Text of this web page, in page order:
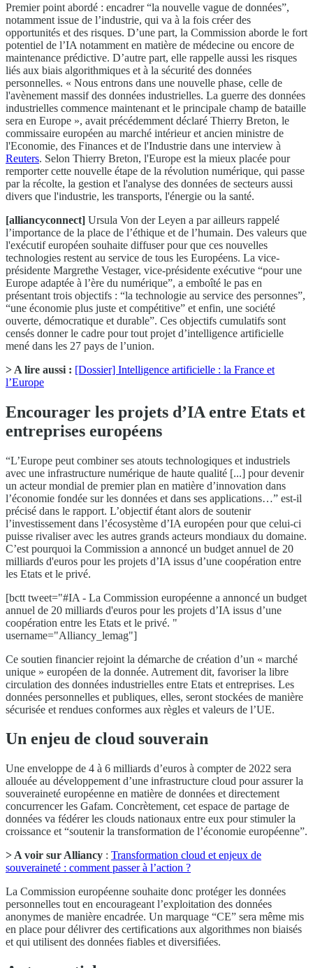
Premier point abordé : encadrer “la nouvelle vague de données”,
notamment issue de l’industrie, qui va à la fois créer des
opportunités et des risques. D’une part, la Commission aborde le fort
potentiel de l’IA notamment en matière de médecine ou encore de
maintenance prédictive. D’autre part, elle rappelle aussi les risques
liés aux biais algorithmiques et à la sécurité des données
personnelles. « Nous entrons dans une nouvelle phase, celle de
l'avènement massif des données industrielles. La guerre des données
industrielles commence maintenant et le principale champ de bataille
sera en Europe », avait précédemment déclaré Thierry Breton, le
commissaire européen au marché intérieur et ancien ministre de
l'Economie, des Finances et de l'Industrie dans une interview à
Reuters. Selon Thierry Breton, l'Europe est la mieux placée pour
remporter cette nouvelle étape de la révolution numérique, qui passe
par la récolte, la gestion et l'analyse des données de secteurs aussi
divers que l'industrie, les transports, l'énergie ou la santé.
[alliancyconnect] Ursula Von der Leyen a par ailleurs rappelé
l’importance de la place de l’éthique et de l’humain. Des valeurs que
l'exécutif européen souhaite diffuser pour que ces nouvelles
technologies restent au service de tous les Européens. La vice-
présidente Margrethe Vestager, vice-présidente exécutive “pour une
Europe adaptée à l’ère du numérique”, a emboîté le pas en
présentant trois objectifs : “la technologie au service des personnes”,
“une économie plus juste et compétitive” et enfin, une société
ouverte, démocratique et durable”. Ces objectifs cumulatifs sont
censés donner le cadre pour tout projet d’intelligence artificielle
mené dans les 27 pays de l’union.
> A lire aussi : [Dossier] Intelligence artificielle : la France et
l’Europe
Encourager les projets d’IA entre Etats et
entreprises européens
“L’Europe peut combiner ses atouts technologiques et industriels
avec une infrastructure numérique de haute qualité [...] pour devenir
un acteur mondial de premier plan en matière d’innovation dans
l’économie fondée sur les données et dans ses applications…” est-il
précisé dans le rapport. L’objectif étant alors de soutenir
l’investissement dans l’écosystème d’IA européen pour que celui-ci
puisse rivaliser avec les autres grands acteurs mondiaux du domaine.
C’est pourquoi la Commission a annoncé un budget annuel de 20
milliards d'euros pour les projets d’IA issus d’une coopération entre
les Etats et le privé.
[bctt tweet="#IA - La Commission européenne a annoncé un budget
annuel de 20 milliards d'euros pour les projets d’IA issus d’une
coopération entre les Etats et le privé. "
username="Alliancy_lemag"]
Ce soutien financier rejoint la démarche de création d’un « marché
unique » européen de la donnée. Autrement dit, favoriser la libre
circulation des données industrielles entre Etats et entreprises. Les
données personnelles et publiques, elles, seront stockées de manière
sécurisée et rendues conformes aux règles et valeurs de l’UE.
Un enjeu de cloud souverain
Une enveloppe de 4 à 6 milliards d’euros à compter de 2022 sera
allouée au développement d’une infrastructure cloud pour assurer la
souveraineté européenne en matière de données et directement
concurrencer les Gafam. Concrètement, cet espace de partage de
données va fédérer les clouds nationaux entre eux pour stimuler la
croissance et “soutenir la transformation de l’économie européenne”.
> A voir sur Alliancy : Transformation cloud et enjeux de
souveraineté : comment passer à l’action ?
La Commission européenne souhaite donc protéger les données
personnelles tout en encourageant l’exploitation des données
anonymes de manière encadrée. Un marquage “CE” sera même mis
en place pour délivrer des certifications aux algorithmes non biaisés
et qui utilisent des données fiables et diversifiées.